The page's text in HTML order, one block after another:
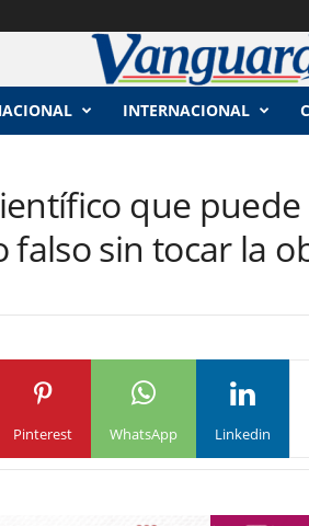
INTERNACIONAL
que puede
sin tocar la
Pinterest WhatsApp Linkedin